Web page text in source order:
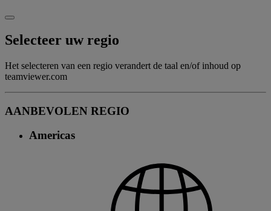
Selecteer uw regio
Het selecteren van een regio verandert de taal en/of inhoud op
teamviewer.com
AANBEVOLEN REGIO
Americas